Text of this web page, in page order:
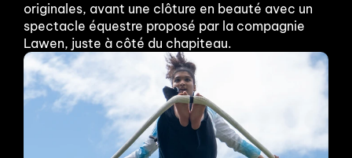
originales, avant une clôture en beauté avec un
spectacle équestre proposé par la compagnie
Lawen, juste à côté du chapiteau.